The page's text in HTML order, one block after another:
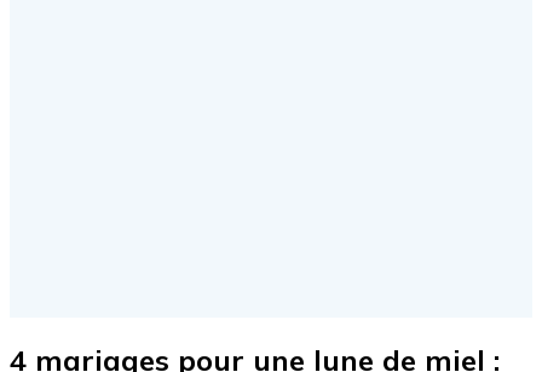
4 mariages pour une lune de miel :